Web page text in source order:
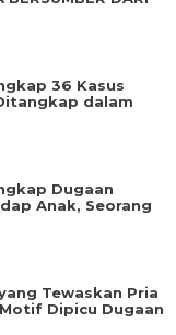
36 Kasus
dalam
Dugaan
Anak, Seorang
Tewaskan Pria
Dipicu Dugaan